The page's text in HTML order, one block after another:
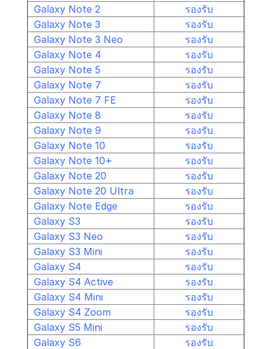
Galaxy Note 2
รองรับ
Galaxy Note 3
รองรับ
Galaxy Note 3 Neo
รองรับ
Galaxy Note 4
รองรับ
Galaxy Note 5
รองรับ
Galaxy Note 7
รองรับ
Galaxy Note 7 FE
รองรับ
Galaxy Note 8
รองรับ
Galaxy Note 9
รองรับ
Galaxy Note 10
รองรับ
Galaxy Note 10+
รองรับ
Galaxy Note 20
รองรับ
Galaxy Note 20 Ultra
รองรับ
Galaxy Note Edge
รองรับ
Galaxy S3
รองรับ
Galaxy S3 Neo
รองรับ
Galaxy S3 Mini
รองรับ
Galaxy S4
รองรับ
Galaxy S4 Active
รองรับ
Galaxy S4 Mini
รองรับ
Galaxy S4 Zoom
รองรับ
Galaxy S5 Mini
รองรับ
Galaxy S6
รองรับ